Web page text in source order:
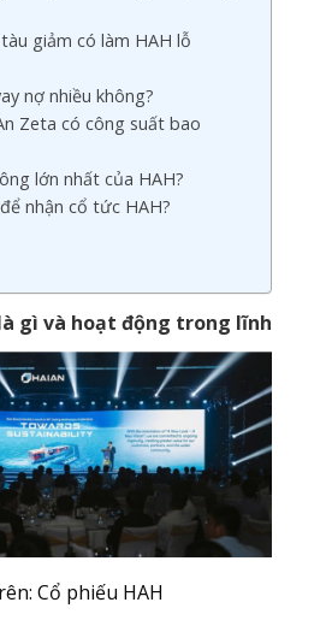
giảm có làm HAH lỗ
nợ nhiều không?
Zeta có công suất bao
lớn nhất của HAH?
nhận cổ tức HAH?
là gì và hoạt động trong lĩnh
Cổ phiếu HAH